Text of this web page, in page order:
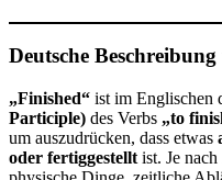
Deutsche
„Finished“ ist im Englischen
Participle) des Verbs „to
um auszudrücken, dass etwas
oder fertiggestellt ist. Je